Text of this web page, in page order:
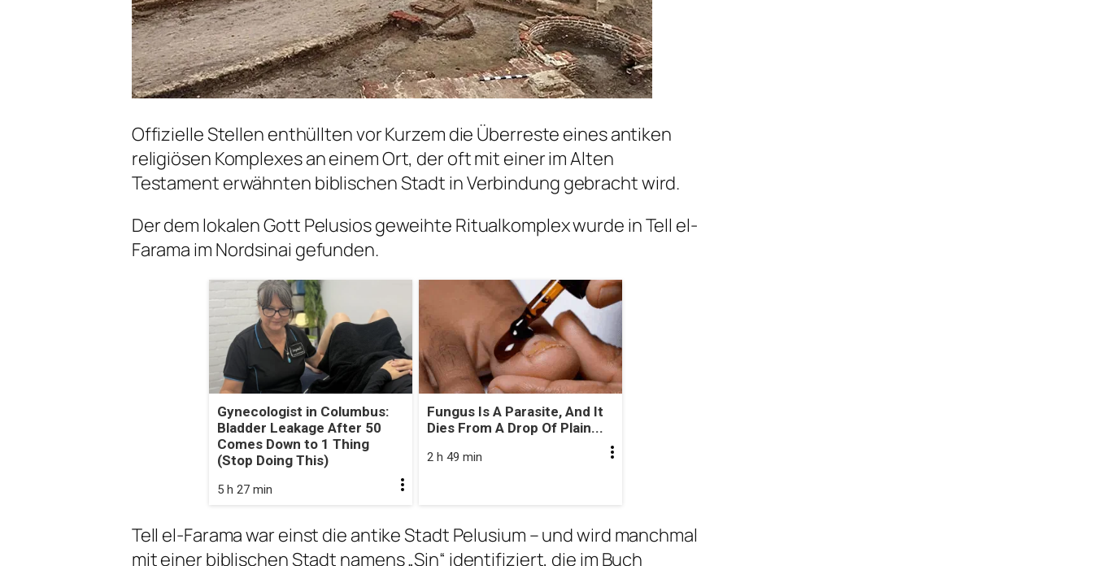
Offizielle Stellen enthüllten vor Kurzem die Überreste eines antiken
religiösen Komplexes an einem Ort, der oft mit einer im Alten
Testament erwähnten biblischen Stadt in Verbindung gebracht wird.
Der dem lokalen Gott Pelusios geweihte Ritualkomplex wurde in Tell el-
Farama im Nordsinai gefunden.
Gynecologist in Columbus:
Bladder Leakage After 50
Comes Down to 1 Thing
(Stop Doing This)
5 h 27 min
Fungus Is A Parasite, And It
Dies From A Drop Of Plain...
2 h 49 min
Tell el-Farama war einst die antike Stadt Pelusium – und wird manchmal
mit einer biblischen Stadt namens „Sin“ identifiziert, die im Buch